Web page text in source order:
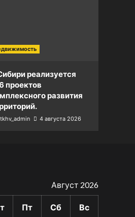
реализуется
проектов
развития
4 августа 2026
Август 2026
Пт Сб Вс